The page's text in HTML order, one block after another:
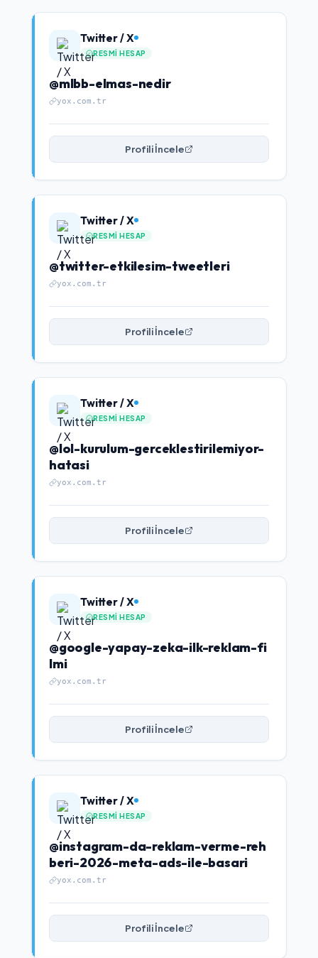
Twitter / X
RESMI HESAP
@mlbb-elmas-nedir
yox.com.tr
Profili İncele
Twitter / X
RESMI HESAP
@twitter-etkilesim-tweetleri
yox.com.tr
Profili İncele
Twitter / X
RESMI HESAP
@lol-kurulum-gerceklestirilemiyor-
hatasi
yox.com.tr
Profili İncele
Twitter / X
RESMI HESAP
@google-yapay-zeka-ilk-reklam-fi
lmi
yox.com.tr
Profili İncele
Twitter / X
RESMI HESAP
@instagram-da-reklam-verme-reh
beri-2026-meta-ads-ile-basari
yox.com.tr
Profili İncele